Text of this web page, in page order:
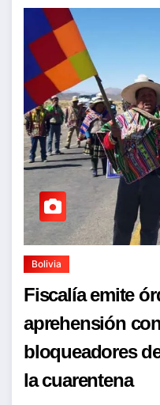
Bolivia
Fiscalía emite
aprehensión
bloqueadores
la cuarentena